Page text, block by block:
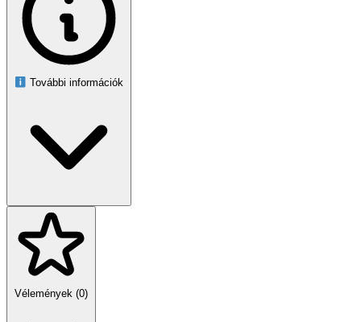
Méretek:
Külső méret: 25 x 17 x 17 cm
Fő rekesz belső mérete: 6 x 23 x 15 cm
Belső rekeszek mérete: 3 x 10,5 x 14 cm
Ajándéknak is kiváló választás, hiszen egyszerre praktikus,
További információk
Vélemények (0)